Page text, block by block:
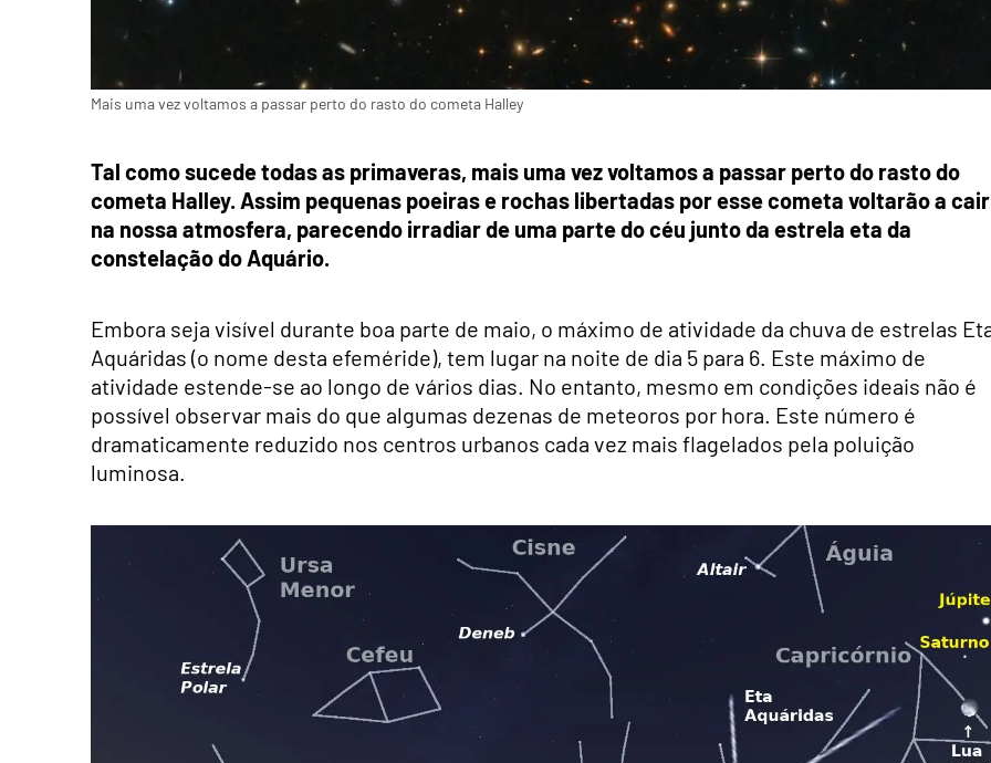
Mais uma vez voltamos a passar perto do rasto do cometa Halley
Tal como sucede todas as primaveras, mais uma vez voltamos a passar perto do rasto do
cometa Halley. Assim pequenas poeiras e rochas libertadas por esse cometa voltarão a cair
na nossa atmosfera, parecendo irradiar de uma parte do céu junto da estrela eta da
constelação do Aquário.
Embora seja visível durante boa parte de maio, o máximo de atividade da chuva de estrelas
Aquáridas (o nome desta efeméride), tem lugar na noite de dia 5 para 6. Este máximo de
atividade estende-se ao longo de vários dias. No entanto, mesmo em condições ideais não é
possível observar mais do que algumas dezenas de meteoros por hora. Este número é
dramaticamente reduzido nos centros urbanos cada vez mais flagelados pela poluição
luminosa.